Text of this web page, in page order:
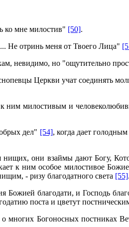
ко мне милостив" [50].
Не отринь меня от Твоего Лица"
но "ощутительно
Церкви учат соединять
ним милостивым и
дел" [54], когда дает
они взаймы дают Богу,
к ним особое милостивое
- ризу благодатного света [55].
благодати, и Господь
поста и цветут
Богоносных постниках